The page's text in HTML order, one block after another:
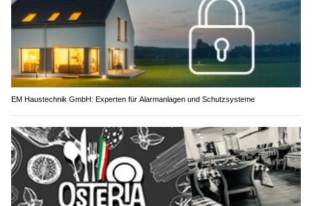
EM Haustechnik GmbH: Experten für Alarmanlagen und Schutzsysteme